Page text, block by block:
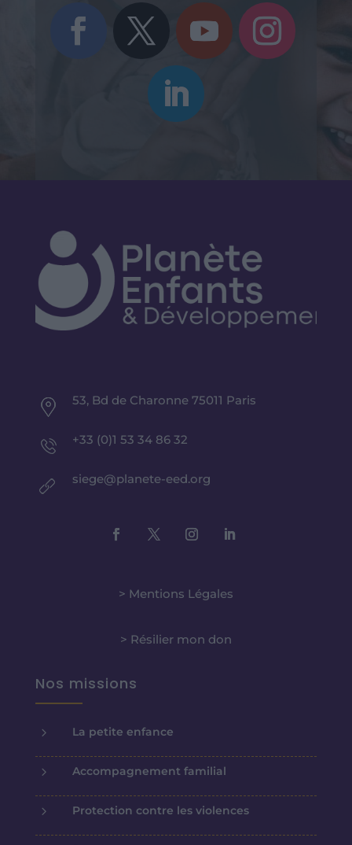
53, Bd de Charonne 75011 Paris
+33 (0)1 53 34 86 32
siege@planete-eed.org
> Mentions Légales
> Résilier mon don
Nos missions
5 La petite enfance
5 Accompagnement familial
5 Protection contre les violences